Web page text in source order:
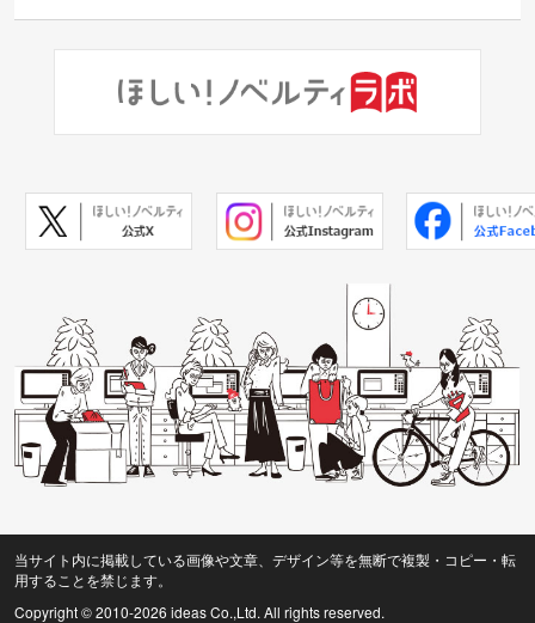
当サイト内に掲載している画像や文章、デザイン等を無断で複製・コピー・転
用することを禁じます。
Copyright © 2010-2026 ideas Co.,Ltd. All rights reserved.